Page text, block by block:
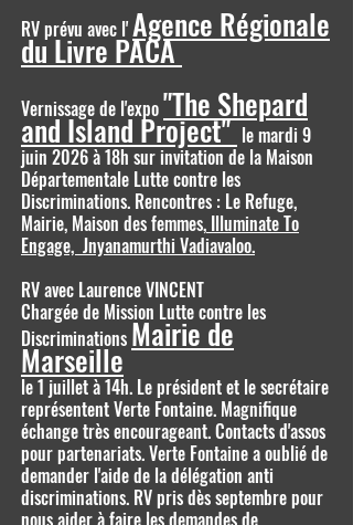
RV prévu avec l'Agence Régionale
du Livre PACA
Vernissage de l'expo"The Shepard
and Island Project" le mardi 9
juin 2026 à 18h sur invitation de la Maison
Départementale Lutte contre les
Discriminations. Rencontres : Le Refuge,
Mairie, Maison des femmes, Illuminate To
Engage, Jnyanamurthi Vadiavaloo.
RV avec Laurence VINCENT
Chargée de Mission Lutte contre les
DiscriminationsMairie de
Marseille
le 1 juillet à 14h. Le président et le secrétaire
représentent Verte Fontaine. Magnifique
échange très encourageant. Contacts d'assos
pour partenariats. Verte Fontaine a oublié de
demander l'aide de la délégation anti
discriminations. RV pris dès septembre pour
nous aider à faire les demandes de